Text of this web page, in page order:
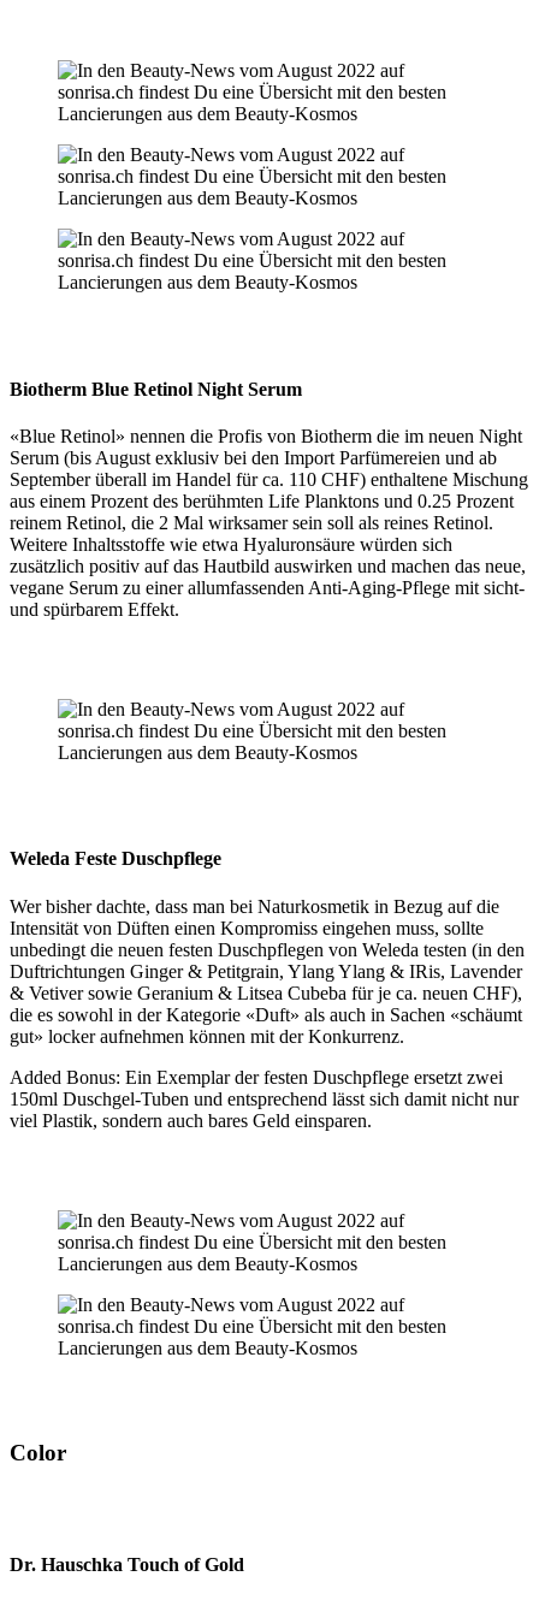
Biotherm Blue Retinol Night Serum
«Blue Retinol» nennen die Profis von Biotherm die im neuen Night
Serum (bis August exklusiv bei den Import Parfümereien und ab
September überall im Handel für ca. 110 CHF) enthaltene Mischung
aus einem Prozent des berühmten Life Planktons und 0.25 Prozent
reinem Retinol, die 2 Mal wirksamer sein soll als reines Retinol.
Weitere Inhaltsstoffe wie etwa Hyaluronsäure würden sich
zusätzlich positiv auf das Hautbild auswirken und machen das neue,
vegane Serum zu einer allumfassenden Anti-Aging-Pflege mit sicht-
und spürbarem Effekt.
Weleda Feste Duschpflege
Wer bisher dachte, dass man bei Naturkosmetik in Bezug auf die
Intensität von Düften einen Kompromiss eingehen muss, sollte
unbedingt die neuen festen Duschpflegen von Weleda testen (in den
Duftrichtungen Ginger & Petitgrain, Ylang Ylang & IRis, Lavender
& Vetiver sowie Geranium & Litsea Cubeba für je ca. neuen CHF),
die es sowohl in der Kategorie «Duft» als auch in Sachen «schäumt
gut» locker aufnehmen können mit der Konkurrenz.
Added Bonus: Ein Exemplar der festen Duschpflege ersetzt zwei
150ml Duschgel-Tuben und entsprechend lässt sich damit nicht nur
viel Plastik, sondern auch bares Geld einsparen.
Color
Dr. Hauschka Touch of Gold